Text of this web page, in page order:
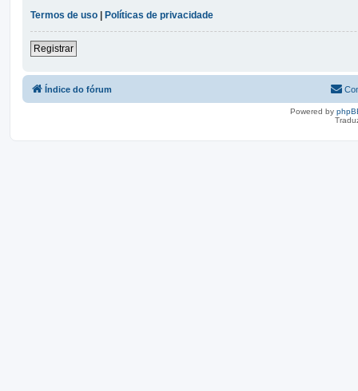
Termos de uso
Políticas de privacidade
Registrar
Índice do fórum
Powered by